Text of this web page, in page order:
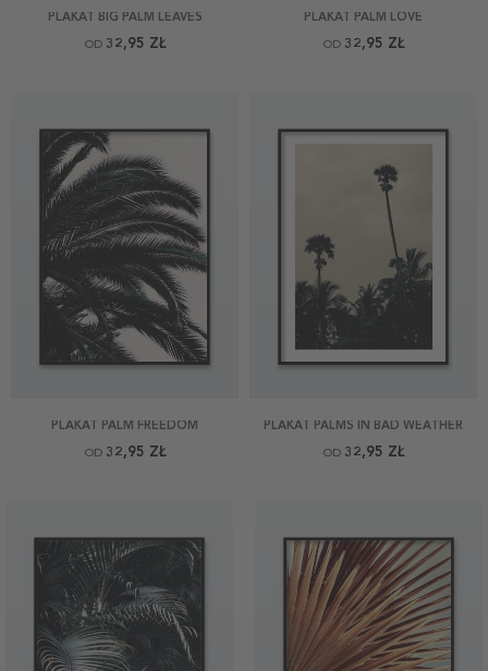
PLAKAT BIG PALM LEAVES
OD 32,95 ZŁ
PLAKAT PALM LOVE
OD 32,95 ZŁ
PLAKAT PALM FREEDOM
OD 32,95 ZŁ
PLAKAT PALMS IN BAD WEATHER
OD 32,95 ZŁ